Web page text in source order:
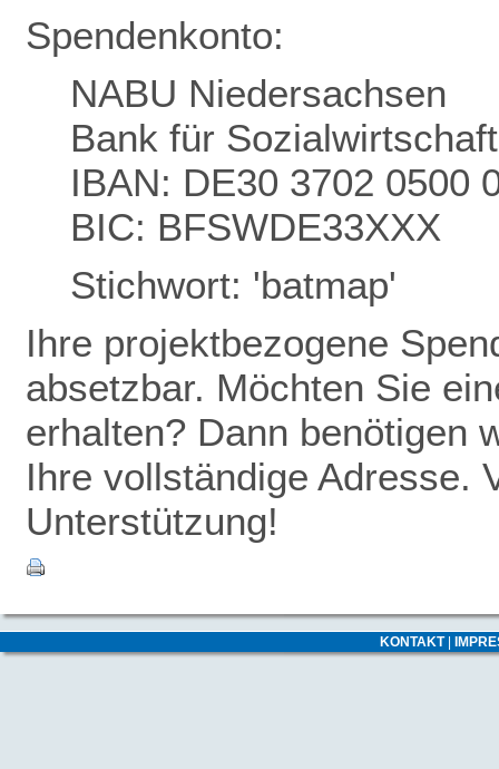
Spendenkonto:
NABU Niedersachsen
Bank für
IBAN: DE30 3702 0500
BIC: BFSWDE33XXX
Stichwort: 'batmap'
Ihre projektbezogene
absetzbar. Möchten Sie
erhalten? Dann benötigen
Ihre vollständige Adresse.
Unterstützung!
KONTAKT|